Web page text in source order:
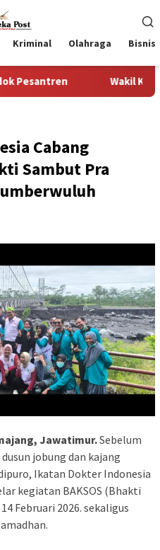
Kriminal Olahraga Bisnis
Wakil Ketua II dan III
Cabang
Sambut Pra
Jawatimur.Sebelum
jobung dan kajang
Ikatan Dokter Indonesia
kegiatan BAKSOS (Bhakti
Februari 2026. sekaligus